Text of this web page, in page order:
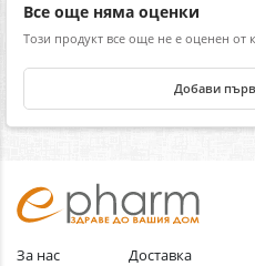
Все още няма оценки
Този продукт все още не е оценен от
Добави
За нас
Доставка